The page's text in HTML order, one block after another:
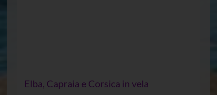
Elba, Capraia e Corsica in vela